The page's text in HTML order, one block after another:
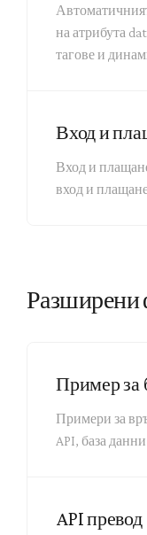
на атрибута
тагове и
Вход и
Вход и
вход и
Разширени
Пример за
Примери за
API, база
API